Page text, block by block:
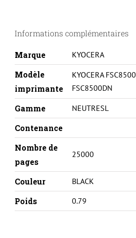
1T02KA0NL0-
REMA
Informations complémentaires
Marque KYOCERA
Modèle
imprimante
KYOCERA FSC8500
FSC8500DN
Gamme NEUTRESL
Contenance
Nombre de
pages
25000
Couleur BLACK
Poids 0.79